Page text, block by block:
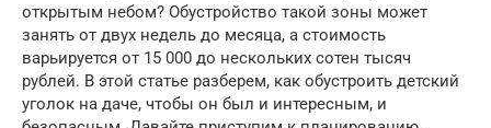
открытым небом? Обустройство такой зоны может
занять от двух недель до месяца, а стоимость
варьируется от 15 000 до нескольких сотен тысяч
рублей. В этой статье разберем, как обустроить детский
уголок на даче, чтобы он был и интересным, и